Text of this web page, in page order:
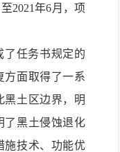
至2021年6月，项
了任务书规定的
方面取得了一系
黑土区边界， 明
了黑土侵蚀退化
施技术、 功能优